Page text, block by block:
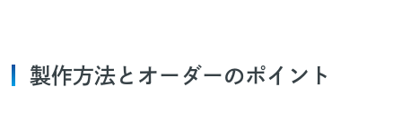
製作方法とオーダーのポイント